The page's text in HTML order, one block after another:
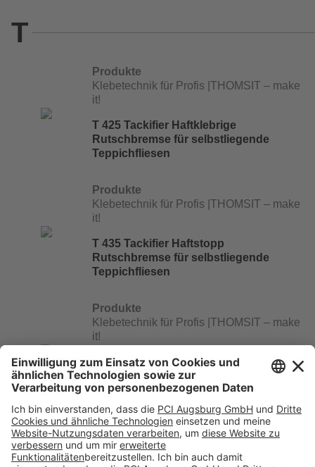
T
Produkte
Klebetechnik für Profis |THOMSIT – make
it!
T 425 Tackifier Haftklebrige
Rutschbremse für selbstliegende
Teppichfliesen
Produkte
Klebetechnik für Profis |THOMSIT – make
it!
T 435 Tackifier Haftstopp
Rutschbremse für selbstliegende
Teppichfliesen
Produkte
Klebetechnik für Profis |THOMSIT – make
it!
TK 199 Universal-Fixierung
Wasserlösbare Haftdispersion für
Textil- und CV-Beläge
Folge uns auf: